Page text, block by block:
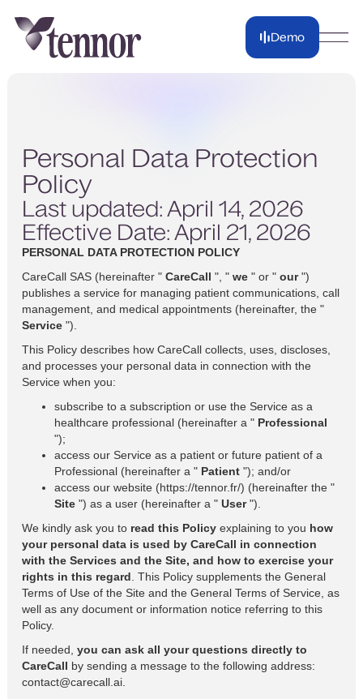
Demo
Personal Data Protection
Policy
Last updated: April 14, 2026
Effective Date: April 21, 2026
PERSONAL DATA PROTECTION POLICY
CareCall SAS (hereinafter " CareCall ", " we" or " our")
publishes a service for managing patient communications, call
management, and medical appointments (hereinafter, the "
Service").
This Policy describes how CareCall collects, uses, discloses,
and processes your personal data in connection with the
Service when you:
subscribe to a subscription or use the Service as a
healthcare professional (hereinafter a " Professional
");
access our Service as a patient or future patient of a
Professional (hereinafter a " Patient"); and/or
access our website (https://tennor.fr/) (hereinafter the "
Site") as a user (hereinafter a " User").
We kindly ask you to read this Policyexplaining to you how
your personal data is used by CareCall in connection
with the Services and the Site, and how to exercise your
rights in this regard . This Policy supplements the General
Terms of Use of the Site and the General Terms of Service, as
well as any document or information notice referring to this
Policy.
If needed, you can ask all your questions directly to
CareCall by sending a message to the following address:
contact@carecall.ai.